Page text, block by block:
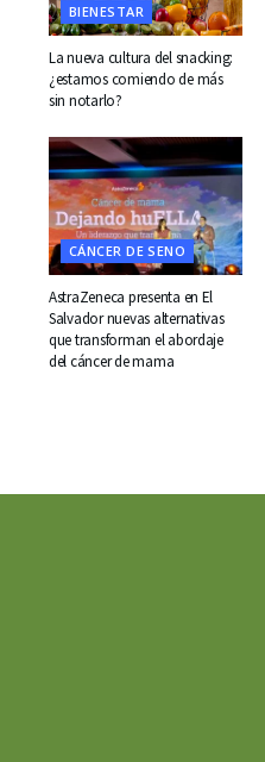
BIENESTAR
La nueva cultura del snacking:
¿estamos comiendo de más
sin notarlo?
CÁNCER DE SENO
AstraZeneca presenta en El
Salvador nuevas alternativas
que transforman el abordaje
del cáncer de mama